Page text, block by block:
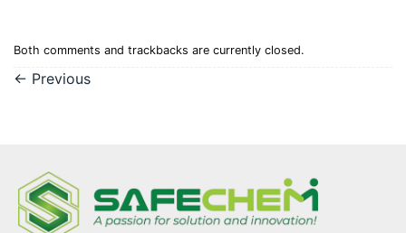
Both comments and trackbacks are currently closed.
← Previous